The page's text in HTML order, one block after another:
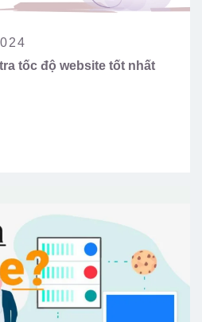
tốc độ website tốt nhất